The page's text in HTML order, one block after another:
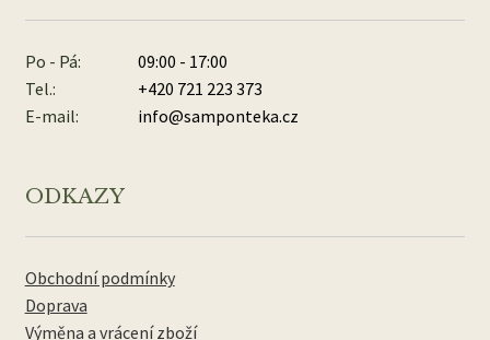
Po - Pá:
09:00 - 17:00
Tel.:
+420 721 223 373
E-mail:
info@samponteka.cz
ODKAZY
Obchodní podmínky
Doprava
Výměna a vrácení zboží